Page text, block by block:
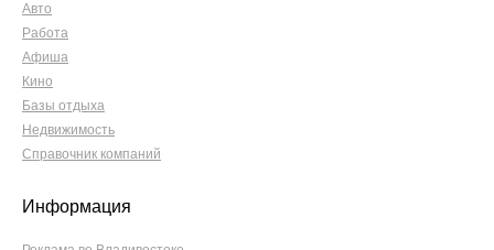
Авто
Работа
Афиша
Кино
Базы отдыха
Недвижимость
Справочник компаний
Информация